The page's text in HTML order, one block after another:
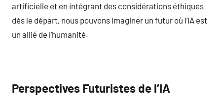
artificielle et en intégrant des considérations éthiques
dès le départ, nous pouvons imaginer un futur où l’IA est
un allié de l’humanité.
Perspectives Futuristes de l’IA